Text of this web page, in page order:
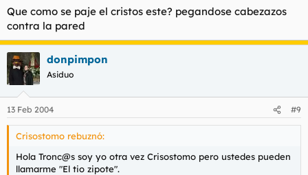
Que como se paje el cristos este? pegandose cabezazos
contra la pared
donpimpon
Asiduo
13 Feb 2004 #9
Crisostomo rebuznó:
Hola Tronc@s soy yo otra vez Crisostomo pero ustedes pueden
llamarme "El tio zipote".